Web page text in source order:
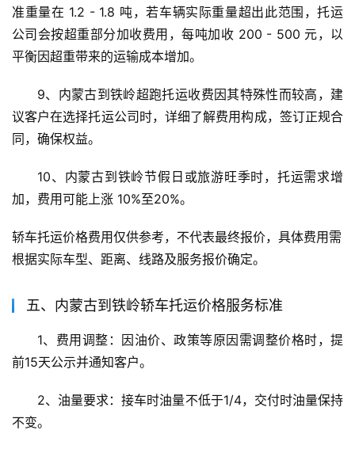
准重量在 1.2 - 1.8 吨，若车辆实际重量超出此范围，托运
公司会按超重部分加收费用，每吨加收 200 - 500 元，以
平衡因超重带来的运输成本增加。
9、内蒙古到铁岭超跑托运收费因其特殊性而较高，建
议客户在选择托运公司时，详细了解费用构成，签订正规合
同，确保权益。
10、内蒙古到铁岭节假日或旅游旺季时，托运需求增
加，费用可能上涨 10%至20%。
轿车托运价格费用仅供参考，不代表最终报价，具体费用需
根据实际车型、距离、线路及服务报价确定。
五、内蒙古到铁岭轿车托运价格服务标准
1、费用调整：因油价、政策等原因需调整价格时，提
前15天公示并通知客户。
2、油量要求：接车时油量不低于1/4，交付时油量保持
不变。